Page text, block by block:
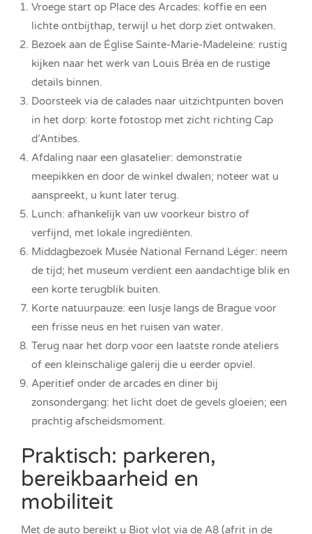
Vroege start op Place des Arcades: koffie en een
lichte ontbijthap, terwijl u het dorp ziet ontwaken.
Bezoek aan de Église Sainte-Marie-Madeleine: rustig
kijken naar het werk van Louis Bréa en de rustige
details binnen.
Doorsteek via de calades naar uitzichtpunten boven
in het dorp: korte fotostop met zicht richting Cap
d’Antibes.
Afdaling naar een glasatelier: demonstratie
meepikken en door de winkel dwalen; noteer wat u
aanspreekt, u kunt later terug.
Lunch: afhankelijk van uw voorkeur bistro of
verfijnd, met lokale ingrediënten.
Middagbezoek Musée National Fernand Léger: neem
de tijd; het museum verdient een aandachtige blik en
een korte terugblik buiten.
Korte natuurpauze: een lusje langs de Brague voor
een frisse neus en het ruisen van water.
Terug naar het dorp voor een laatste ronde ateliers
of een kleinschalige galerij die u eerder opviel.
Aperitief onder de arcades en diner bij
zonsondergang: het licht doet de gevels gloeien; een
prachtig afscheidsmoment.
Praktisch: parkeren,
bereikbaarheid en
mobiliteit
Met de auto bereikt u Biot vlot via de A8 (afrit in de